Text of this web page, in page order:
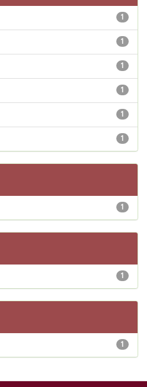
1
1
1
1
1
1
1
1
1